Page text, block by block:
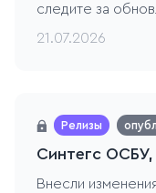
следите за
21.07.2026
Релизы
Синтегс
Внесли